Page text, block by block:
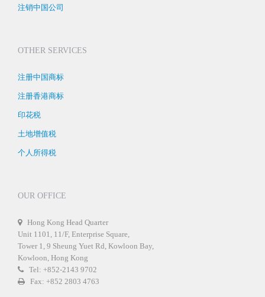
注销中国公司
OTHER SERVICES
注册中国商标
注册香港商标
印花税
土地增值税
个人所得税
OUR OFFICE
Hong Kong Head Quarter
Unit 1101, 11/F, Enterprise Square,
Tower 1, 9 Sheung Yuet Rd, Kowloon Bay,
Kowloon, Hong Kong
Tel: +852-2143 9702
Fax: +852 2803 4763